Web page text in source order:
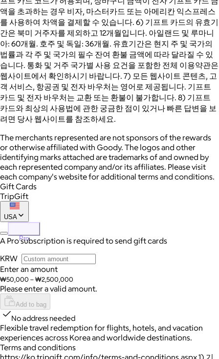
액을 초과하는 경우 비자, 마스터카드 또는 아메리칸 익스프레스
를 사용하여 차액을 결제할 수 있습니다. 6) 기프트 카드의 유효기
간은 북미 거주자를 제외하고 12개월입니다. 아일랜드 및 루마니
아: 60개월. 호주 및 독일: 36개월. 유효기간은 현지 주 및 국가의
법률과 각 주 및 국가의 필수 잔여 환불 금액에 따라 달라질 수 있
습니다. 통화 및 거주 국가별 사용 요건을 포함한 전체 이용약관은
웹사이트에서 확인하시기 바랍니다. 7) 모든 웹사이트 콘텐츠, 고
객 서비스, 항공권 및 전자 바우처는 영어로 제공됩니다. 기프트
카드 및 전자 바우처는 교환 또는 환불이 불가합니다. 8) 기프트
카드와 최상의 사용법에 관한 궁금한 점이 있거나 빠른 답변을 보
려면 당사 웹사이트를 참조하세요.
The merchants represented are not sponsors of the rewards
or otherwise affiliated with Goody. The logos and other
identifying marks attached are trademarks of and owned by
each represented company and/or its affiliates. Please visit
each company's website for additional terms and conditions.
Gift Cards
TripGift
USA
Pro
A Pro subscription is required to send gift cards
KRW
Enter an amount
₩50,000 – ₩2,500,000
Please enter a valid amount.
Add to bag
No address needed
Flexible travel redemption for flights, hotels, and vacation
experiences across Korea and worldwide destinations.
Terms and conditions